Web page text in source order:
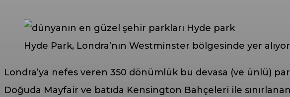
Hyde Park, Londra’nın Westminster bölgesinde yer
Londra’ya nefes veren 350 dönümlük bu devasa (ve ünlü)
Doğuda Mayfair ve batıda Kensington Bahçeleri ile